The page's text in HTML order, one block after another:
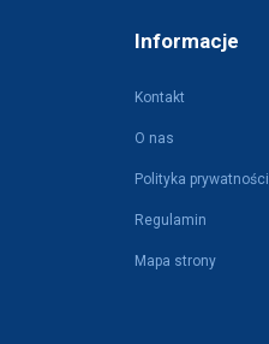
Informacje
Kontakt
O nas
Polityka prywatności
Regulamin
Mapa strony